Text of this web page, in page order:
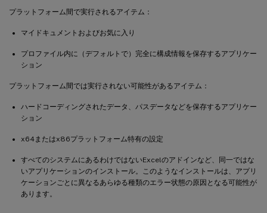
プラットフォーム間で実行されるアイテム：
マイドキュメントおよびお気に入り
プロファイル内に（デフォルトで）完全に構成情報を保存するアプリケー
ション
プラットフォーム間では実行されない可能性があるアイテム：
ハードコーディングされたデータ、パスデータなどを保存するアプリケー
ション
x64またはx86プラットフォーム特有の設定
すべてのシステムにあるわけではないExcelのアドインなど、同一ではな
いアプリケーションのインストール。このようなインストールは、アプリ
ケーションごとに異なるあらゆる種類のエラー状態の原因となる可能性が
あります。